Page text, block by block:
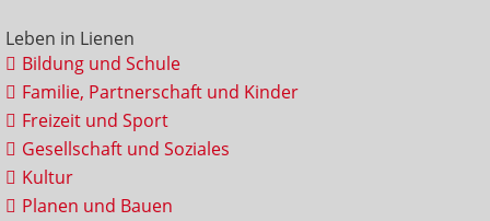
Leben in Lienen
Bildung und Schule
Familie, Partnerschaft und Kinder
Freizeit und Sport
Gesellschaft und Soziales
Kultur
Planen und Bauen